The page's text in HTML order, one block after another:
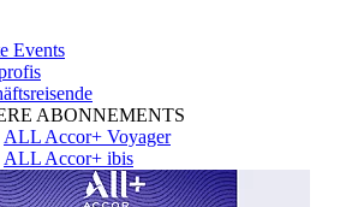
Events
ABONNEMENTS
ALL Accor+ Voyager
ALL Accor+ ibis